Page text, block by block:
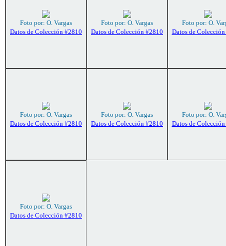
Foto por: O. Vargas
Datos de Colección #2810
Foto por: O. Vargas
Datos de Colección #2810
Foto por: O.
Datos de
Foto por: O. Vargas
Datos de Colección #2810
Foto por: O. Vargas
Datos de Colección #2810
Foto por: O.
Datos de
Foto por: O. Vargas
Datos de Colección #2810